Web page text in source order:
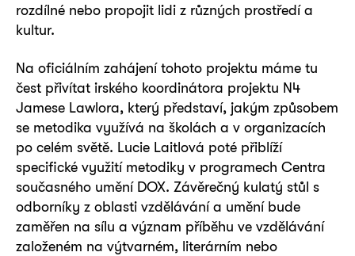
rozdílné nebo propojit lidi z různých prostředí a
kultur.
Na oficiálním zahájení tohoto projektu máme tu
čest přivítat irského koordinátora projektu N4
Jamese Lawlora, který představí, jakým způsobem
se metodika využívá na školách a v organizacích
po celém světě. Lucie Laitlová poté přiblíží
specifické využití metodiky v programech Centra
současného umění DOX. Závěrečný kulatý stůl s
odborníky z oblasti vzdělávání a umění bude
zaměřen na sílu a význam příběhu ve vzdělávání
založeném na výtvarném, literárním nebo